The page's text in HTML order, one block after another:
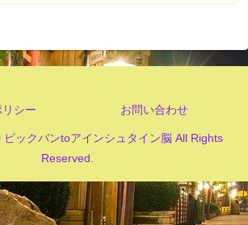
シー お問い合わせ
ックバンtoアインシュタイン脳 All Rights
Reserved.